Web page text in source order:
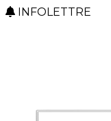
INFOLETTRE